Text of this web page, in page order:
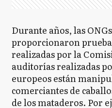
Durante años, las ONGs
proporcionaron
realizadas por la
auditorías realizadas
europeos están
comerciantes de
de los mataderos. Por